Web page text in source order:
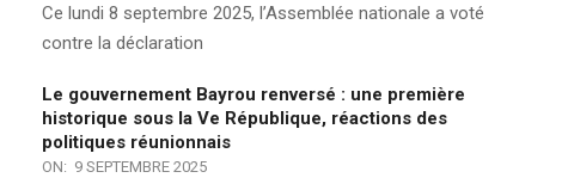
Ce lundi 8 septembre 2025, l’Assemblée nationale a voté
contre la déclaration
Le gouvernement Bayrou renversé : une première
historique sous la Ve République, réactions des
politiques réunionnais
ON: 9 SEPTEMBRE 2025